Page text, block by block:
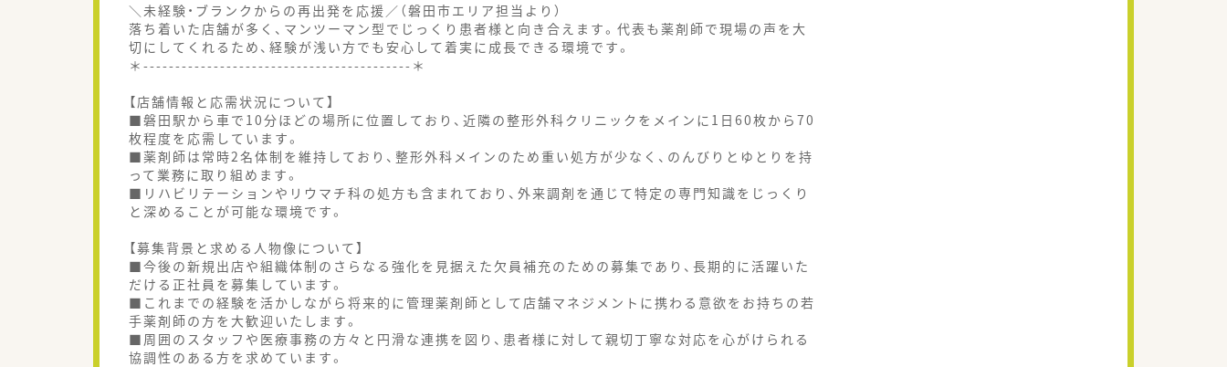
＼未経験・ブランクからの再出発を応援／（磐田市エリア担当より）
落ち着いた店舗が多く、マンツーマン型でじっくり患者様と向き合えます。代表も薬剤師で現場の声を大
切にしてくれるため、経験が浅い方でも安心して着実に成長できる環境です。
＊------------------------------------------＊
【店舗情報と応需状況について】
■磐田駅から車で10分ほどの場所に位置しており、近隣の整形外科クリニックをメインに1日60枚から70
枚程度を応需しています。
■薬剤師は常時2名体制を維持しており、整形外科メインのため重い処方が少なく、のんびりとゆとりを持
って業務に取り組めます。
■リハビリテーションやリウマチ科の処方も含まれており、外来調剤を通じて特定の専門知識をじっくり
と深めることが可能な環境です。
【募集背景と求める人物像について】
■今後の新規出店や組織体制のさらなる強化を見据えた欠員補充のための募集であり、長期的に活躍いた
だける正社員を募集しています。
■これまでの経験を活かしながら将来的に管理薬剤師として店舗マネジメントに携わる意欲をお持ちの若
手薬剤師の方を大歓迎いたします。
■周囲のスタッフや医療事務の方々と円滑な連携を図り、患者様に対して親切丁寧な対応を心がけられる
協調性のある方を求めています。